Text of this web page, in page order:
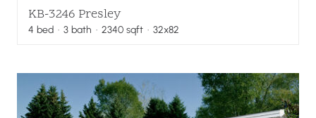
KB-3246 Presley
4 bed · 3 bath · 2340 sqft· 32x82